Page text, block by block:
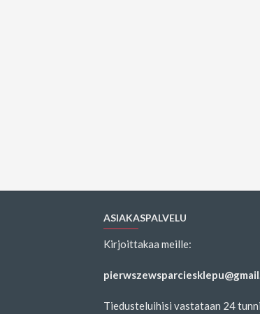
ASIAKASPALVELU
Kirjoittakaa meille:
Tiedusteluihisi vastataan 24